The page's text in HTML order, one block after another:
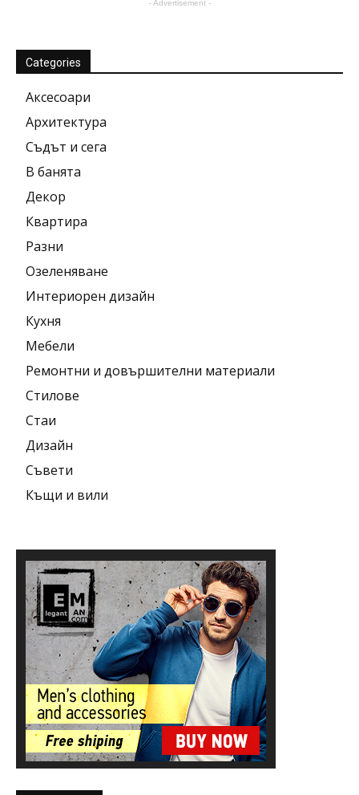
- Advertisement -
Categories
Аксесоари
Архитектура
Съдът и сега
В банята
Декор
Квартира
Разни
Озеленяване
Интериорен дизайн
Кухня
Мебели
Ремонтни и довършителни материали
Стилове
Стаи
Дизайн
Съвети
Къщи и вили